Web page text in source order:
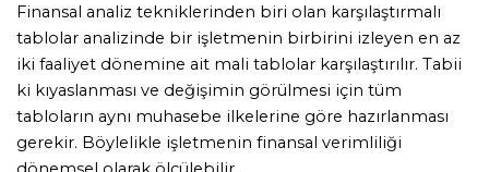
Finansal analiz tekniklerinden biri olan karşılaştırmalı
tablolar analizinde bir işletmenin birbirini izleyen en az
iki faaliyet dönemine ait mali tablolar karşılaştırılır. Tabii
ki kıyaslanması ve değişimin görülmesi için tüm
tabloların aynı muhasebe ilkelerine göre hazırlanması
gerekir. Böylelikle işletmenin finansal verimliliği